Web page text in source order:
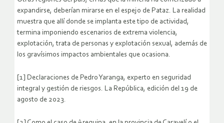
expandirse, deberían mirarse en el espejo de Pataz. La realidad
muestra que allí donde se implanta este tipo de actividad,
termina imponiendo escenarios de extrema violencia,
explotación, trata de personas y explotación sexual, además de
los gravísimos impactos ambientales que ocasiona.
[1] Declaraciones de Pedro Yaranga, experto en seguridad
integral y gestión de riesgos. La República, edición del 19 de
agosto de 2023.